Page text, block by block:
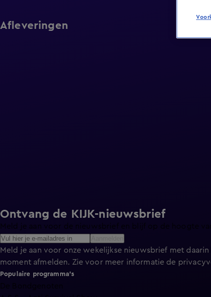
Afleveringen
Ontvang de KIJK-nieuwsbrief
Meld je aan voor de nieuwsbrief en blijf op de hoogte
Meld je aan voor onze wekelijkse nieuwsbrief met
moment afmelden. Zie voor meer informatie de
Populaire programma's